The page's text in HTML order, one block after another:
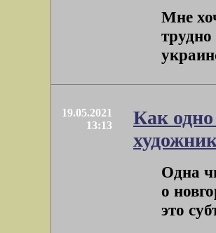
Мне
19.05.2021
13:13
Как
Одна
о
это